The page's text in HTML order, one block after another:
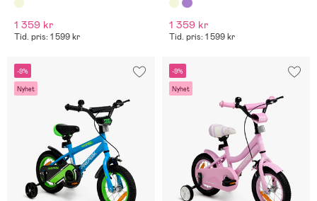
1 359 kr
Tid. pris: 1 599 kr
1 359 kr
Tid. pris: 1 599 kr
-9%
Nyhet
-9%
Nyhet